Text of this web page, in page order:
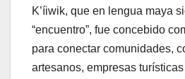
K’íiwik, que en lengua maya
“encuentro”, fue concebido
para conectar comunidades,
artesanos, empresas